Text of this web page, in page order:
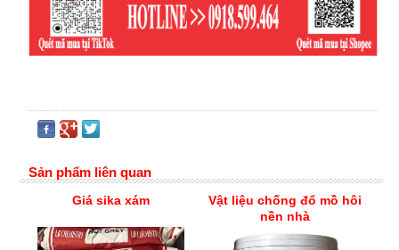
Sản phẩm liên quan
Giá sika xám
Vật liệu chống đổ mồ hôi
nền nhà